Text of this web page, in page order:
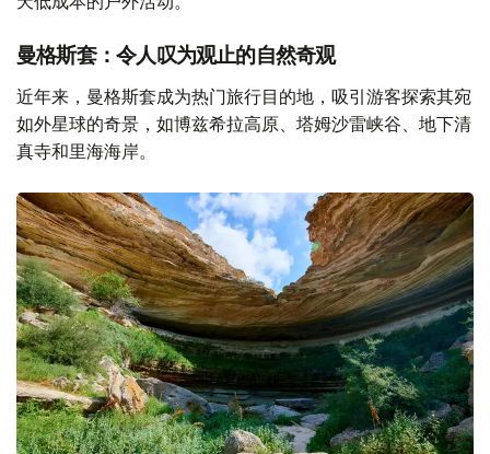
曼格斯套：令人叹为观止的自然奇观
近年来，曼格斯套成为热门旅行目的地，吸引游客探索其宛
如外星球的奇景，如博兹希拉高原、塔姆沙雷峡谷、地下清
真寺和里海海岸。